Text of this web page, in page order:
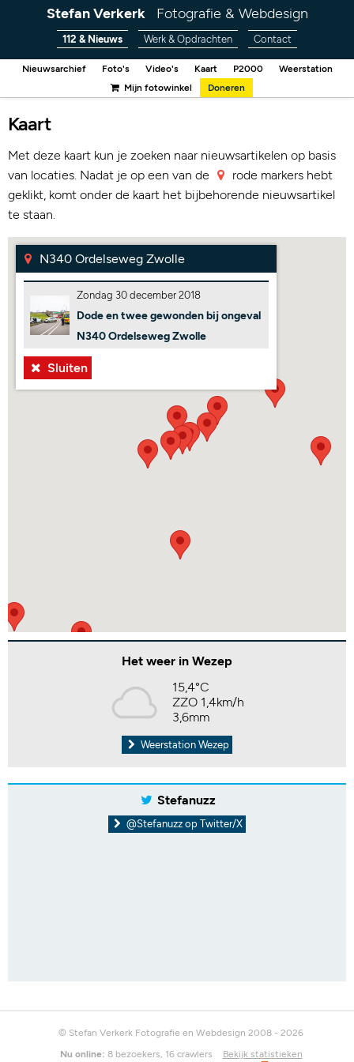
Stefan Verkerk Fotografie & Webdesign
112 & Nieuws Werk & Opdrachten Contact
Nieuwsarchief Foto's Video's Kaart P2000
Weerstation
Mijn fotowinkel
Doneren
Kaart
Met deze kaart kun je zoeken naar nieuwsartikelen op basis
van locaties. Nadat je op een van de
rode markers hebt
geklikt, komt onder de kaart het bijbehorende nieuwsartikel
te staan.
N340 Ordelseweg Zwolle
Zondag 30 december 2018
Dode en twee gewonden bij ongeval
N340 Ordelseweg Zwolle
Sluiten
Het weer in Wezep
15,4°C
ZZO 1,4km/h
3,6mm
Weerstation Wezep
Stefanuzz
@Stefanuzz op Twitter/X
© Stefan Verkerk Fotografie en Webdesign 2008 - 2026
Nu online: 8 bezoekers, 16 crawlers
Bekijk statistieken